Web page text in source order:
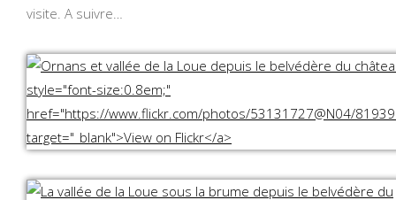
visite. A suivre…